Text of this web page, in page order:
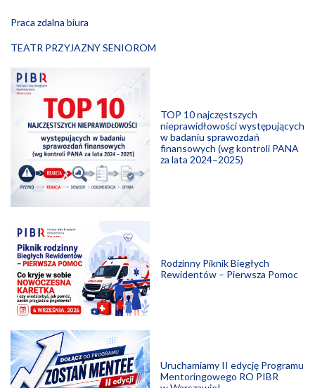
Praca zdalna biura
TEATR PRZYJAZNY SENIOROM
TOP 10 najczęstszych
nieprawidłowości występujących
w badaniu sprawozdań
finansowych (wg kontroli PANA
za lata 2024–2025)
Rodzinny Piknik Biegłych
Rewidentów – Pierwsza Pomoc
Uruchamiamy II edycję Programu
Mentoringowego RO PIBR